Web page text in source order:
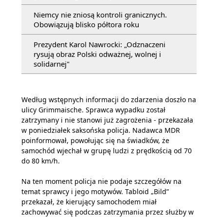
Niemcy nie zniosą kontroli granicznych.
Obowiązują blisko półtora roku
Prezydent Karol Nawrocki: „Odznaczeni
rysują obraz Polski odważnej, wolnej i
solidarnej"
Według wstępnych informacji do zdarzenia doszło na
ulicy Grimmaische. Sprawca wypadku został
zatrzymany i nie stanowi już zagrożenia - przekazała
w poniedziałek saksońska policja. Nadawca MDR
poinformował, powołując się na świadków, że
samochód wjechał w grupę ludzi z prędkością od 70
do 80 km/h.
Na ten moment policja nie podaje szczegółów na
temat sprawcy i jego motywów. Tabloid „Bild”
przekazał, że kierujący samochodem miał
zachowywać się podczas zatrzymania przez służby w